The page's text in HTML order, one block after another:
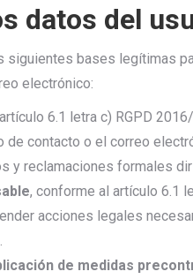
datos del
siguientes bases legítimas
electrónico:
6.1 letra c) RGPD
contacto o el correo
y reclamaciones formales
, conforme al artículo 6.1
acciones legales
de medidas